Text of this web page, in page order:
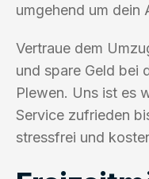
umgehend um dein
Vertraue dem
und spare Geld bei
Plewen. Uns ist es
Service zufrieden
stressfrei und